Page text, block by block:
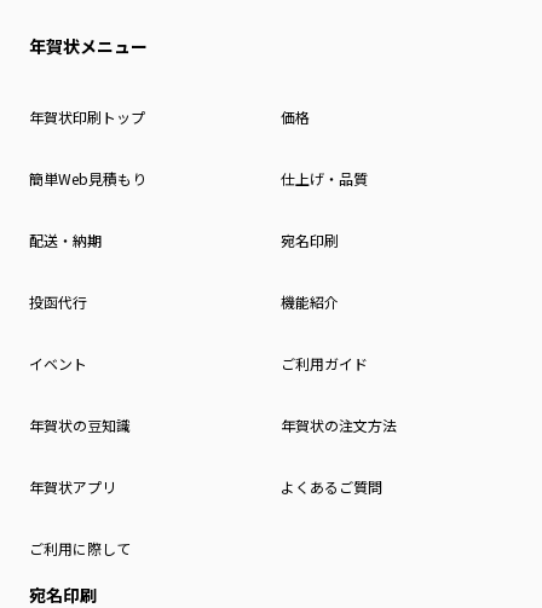
年賀状メニュー
年賀状印刷トップ 価格
簡単Web見積もり 仕上げ・品質
配送・納期 宛名印刷
投函代行 機能紹介
イベント ご利用ガイド
年賀状の豆知識 年賀状の注文方法
年賀状アプリ よくあるご質問
ご利用に際して
宛名印刷